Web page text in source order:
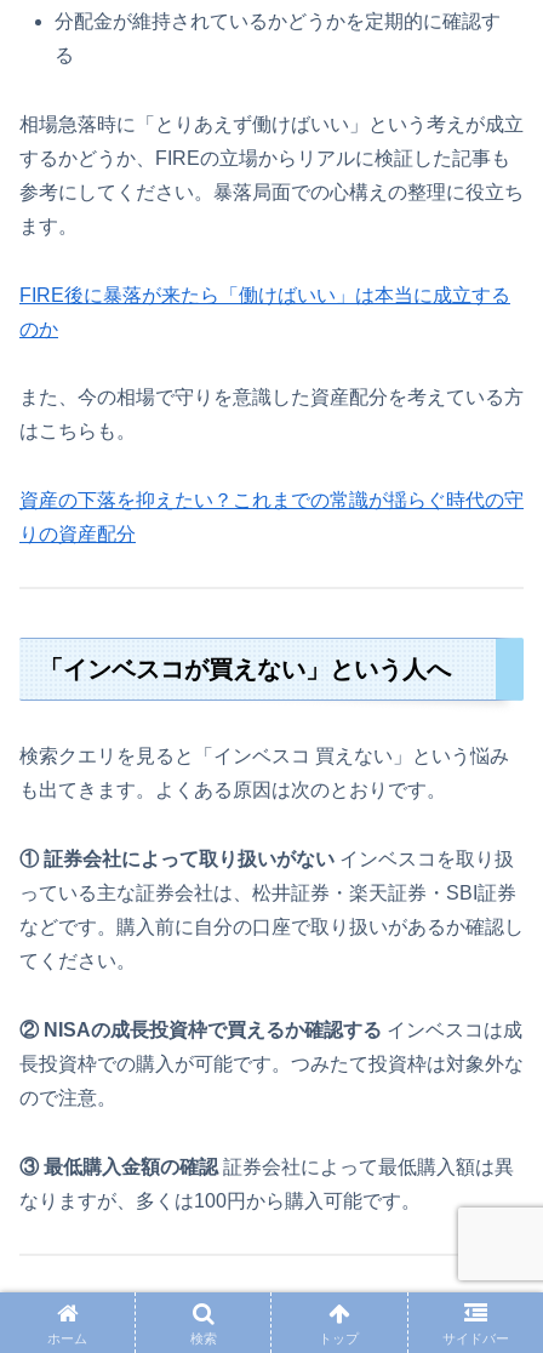
分配金が維持されているかどうかを定期的に確認す
る
相場急落時に「とりあえず働けばいい」という考えが成立
するかどうか、FIREの立場からリアルに検証した記事も
参考にしてください。暴落局面での心構えの整理に役立ち
ます。
FIRE後に暴落が来たら「働けばいい」は本当に成立する
のか
また、今の相場で守りを意識した資産配分を考えている方
はこちらも。
資産の下落を抑えたい？これまでの常識が揺らぐ時代の守
りの資産配分
「インベスコが買えない」という人へ
検索クエリを見ると「インベスコ 買えない」という悩み
も出てきます。よくある原因は次のとおりです。
① 証券会社によって取り扱いがない インベスコを取り扱
っている主な証券会社は、松井証券・楽天証券・SBI証券
などです。購入前に自分の口座で取り扱いがあるか確認し
てください。
② NISAの成長投資枠で買えるか確認する インベスコは成
長投資枠での購入が可能です。つみたて投資枠は対象外な
ので注意。
③ 最低購入金額の確認 証券会社によって最低購入額は異
なりますが、多くは100円から購入可能です。
自然に買い増せる3つのタイミング
ホーム 検索 トップ サイドバー